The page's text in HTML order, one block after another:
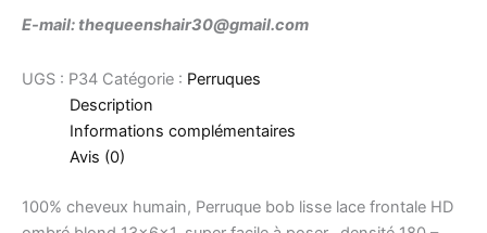
E-mail: thequeenshair30@gmail.com
UGS : P34 Catégorie : Perruques
Description
Informations complémentaires
Avis (0)
100% cheveux humain, Perruque bob lisse lace frontale HD